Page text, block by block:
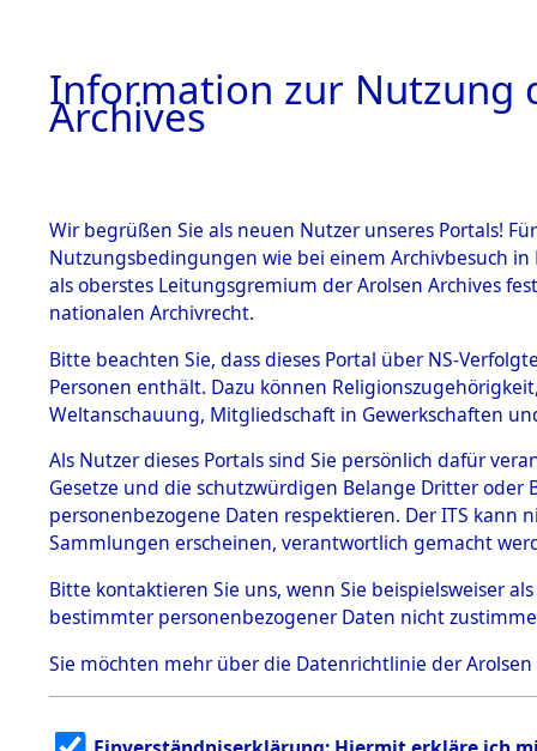
BESTÄNDE
1.
Inhaftierungsdoku
mente
1.2.9 Beim ITS
Effekten
1.2.9.1
Effekten aus
dem KZ
Dachau
1.2.9.2
Effekten aus
dem KZ
Bayerisches
1.2.9.3
0005
Information zur Nutzung
Archives
Wir begrüßen Sie als neuen Nutzer unseres Portals!
Nutzungsbedingungen wie bei einem Archivbesuch
als oberstes Leitungsgremium der Arolsen Archives
nationalen Archivrecht.
Bitte beachten Sie, dass dieses Portal über NS-
Personen enthält. Dazu können
Weltanschauung, Mitgliedschaft in Gewerkschaften
Als Nutzer dieses Portals sind Sie persönlich dafür
Gesetze und die schutzwürdigen Belange Dritter
personenbezogene Daten respektieren. Der ITS
Sammlungen erscheinen, verantwortlich gemacht
Bitte kontaktieren Sie uns, wenn Sie beispielsweiser
bestimmter personenbezogener Daten nicht
Sie möchten mehr über die Datenrichtlinie der Arolsen